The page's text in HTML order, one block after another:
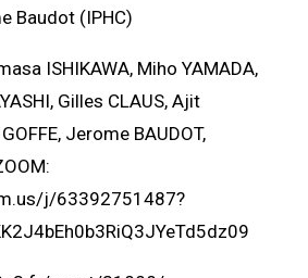
Baudot (IPHC)
ISHIKAWA, Miho YAMADA,
Gilles CLAUS, Ajit
Jerome BAUDOT,
j/63392751487?